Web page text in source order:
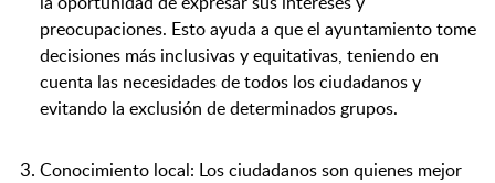
preocupaciones. Esto ayuda a que el ayuntamiento tome
decisiones más inclusivas y equitativas, teniendo en
cuenta las necesidades de todos los ciudadanos y
evitando la exclusión de determinados grupos.
Conocimiento local: Los ciudadanos son quienes mejor